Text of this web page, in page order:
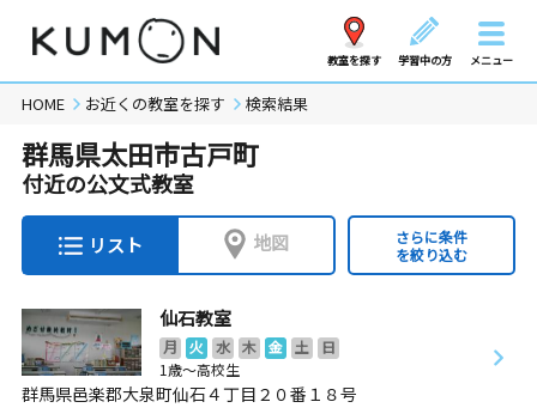
教室を探す 学習中の方 メニュー
HOME お近くの教室を探す 検索結果
群馬県太田市古戸町
付近の公文式教室
リスト 地図
さらに条件
を絞り込む
仙石教室
月 火 水 木 金 土
日
1歳～高校生
群馬県邑楽郡大泉町仙石４丁目２０番１８号